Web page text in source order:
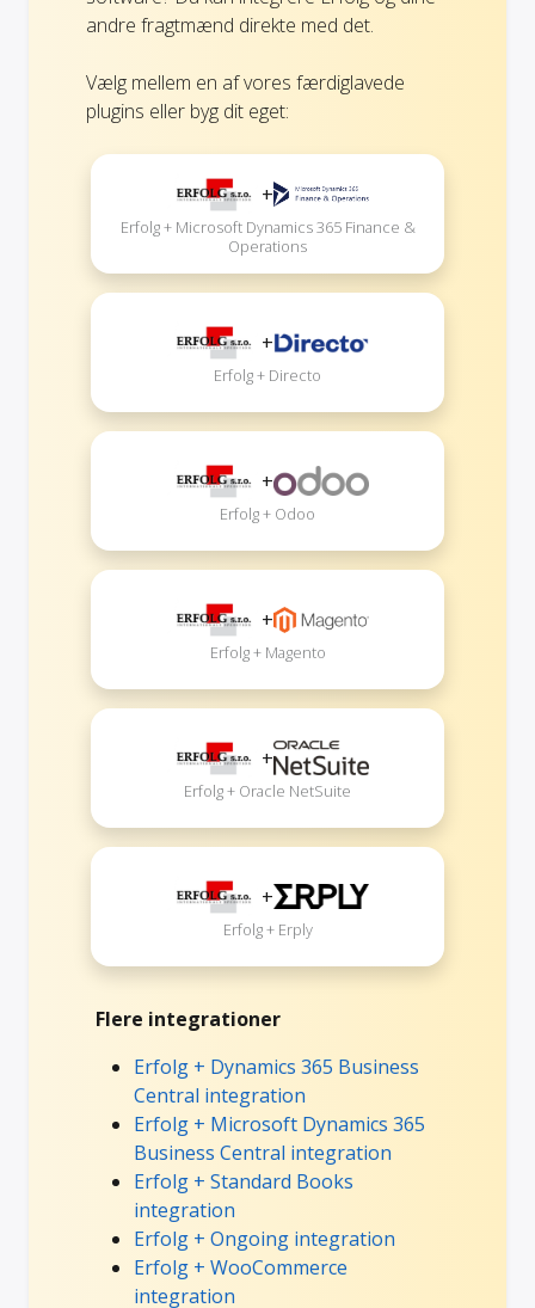
andre fragtmænd direkte med det.
Vælg mellem en af vores færdiglavede
plugins eller byg dit eget:
+
Erfolg + Microsoft Dynamics 365 Finance &
Operations
+
Erfolg + Directo
+
Erfolg + Odoo
+
Erfolg + Magento
+
Erfolg + Oracle NetSuite
+
Erfolg + Erply
Flere integrationer
Erfolg + Dynamics 365 Business
Central integration
Erfolg + Microsoft Dynamics 365
Business Central integration
Erfolg + Standard Books
integration
Erfolg + Ongoing integration
Erfolg + WooCommerce
integration